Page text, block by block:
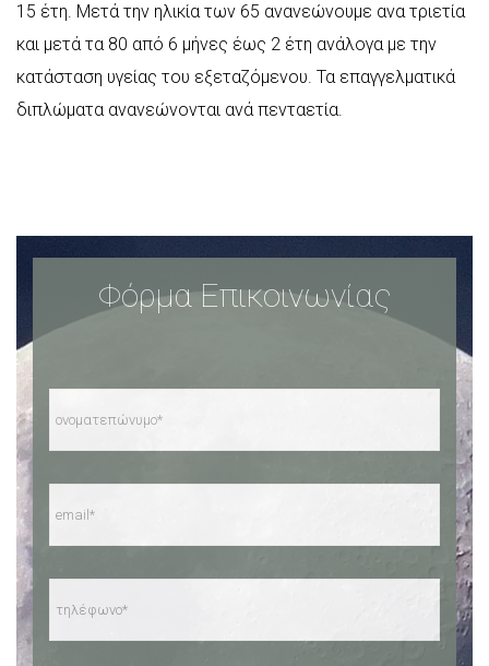
15 έτη. Μετά την ηλικία των 65 ανανεώνουμε ανα τριετία
και μετά τα 80 από 6 μήνες έως 2 έτη ανάλογα με την
κατάσταση υγείας του εξεταζόμενου. Τα επαγγελματικά
διπλώματα ανανεώνονται ανά πενταετία.
Φόρμα Επικοινωνίας